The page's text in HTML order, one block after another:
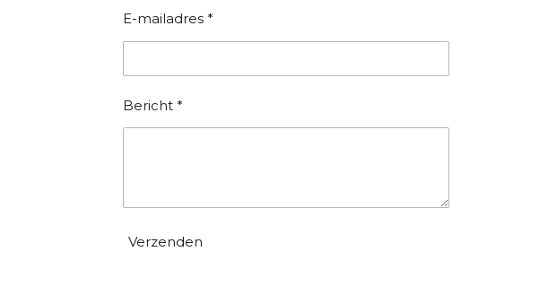
E-mailadres *
Bericht *
Verzenden